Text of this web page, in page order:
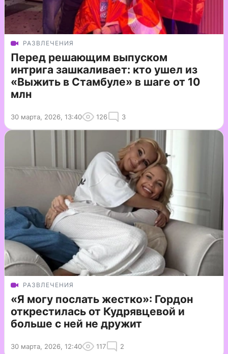
РАЗВЛЕЧЕНИЯ
Перед решающим выпуском
интрига зашкаливает: кто ушел из
«Выжить в Стамбуле» в шаге от 10
млн
30 марта, 2026, 13:40 126 3
РАЗВЛЕЧЕНИЯ
«Я могу послать жестко»: Гордон
открестилась от Кудрявцевой и
больше с ней не дружит
30 марта, 2026, 12:40 117 2